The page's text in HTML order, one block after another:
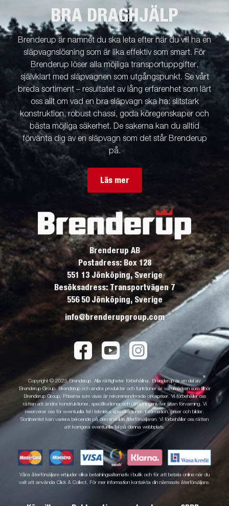
BRA DRAGHJÄLP
Brenderup är namnet du ska leta efter när du vill ha en
släpvagnslösning som är lika effektiv som smart. För
Brenderup löser alla möjliga transportuppgifter,
självklart med släpvagnen som utgångspunkt. Se vårt
breda sortiment – resultatet av lång erfarenhet som lärt
oss allt om vad en bra släpvagn ska ha: slitstark
konstruktion, robust chassi, goda köregenskaper och
bästa möjliga säkerhet. De sakerna kan du alltid
förvänta dig av en släpvagn som det står Brenderup
på.
Läs mer
Brenderup AB
Postadress: Box 128
551 13 Jönköping, Sverige
Besöksadress: Transportvägen 7
556 50 Jönköping, Sverige
info@brenderupgroup.com
Copyright © 2025 Brenderup. Alla rättigheter förbehållna. Brenderup är en del av
Brenderup Group. Brenderup och andra produkter och funktioner är varumärken som tillhör
Brenderup Group. Priserna som visas är rekommenderade cirkapriser. Vi förbehåller oss
rätten att ändra konstruktioner, specifikationer och utrustningsnivåer utan förvarning. Vi
reserverar oss för eventuella fel i tekniska specifikationer, information, priser och bilder.
Sortimentet kan variera beroende på den enskilde återförsäljaren. Vi förbehåller oss rätten
att korrigera eventuella fel på denna webbplats.
Våra återförsäljare erbjuder olika betalningsalternativ i butik och för att betala online när du
valt att använda Click & Collect. För mer information kontakta din närmaste återförsäljare.